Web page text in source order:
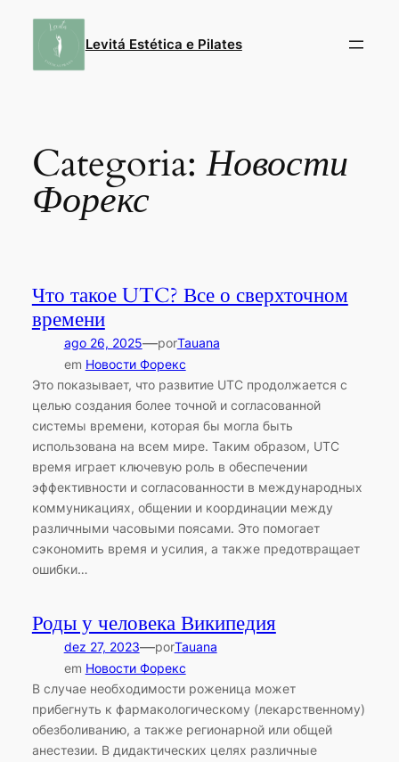
Levitá Estética e Pilates
Categoria:Новости
Форекс
Что такое UTC? Все о сверхточном
времени
ago 26, 2025—porTauana
em Новости Форекс
Это показывает, что развитие UTC продолжается с
целью создания более точной и согласованной
системы времени, которая бы могла быть
использована на всем мире. Таким образом, UTC
время играет ключевую роль в обеспечении
эффективности и согласованности в международных
коммуникациях, общении и координации между
различными часовыми поясами. Это помогает
сэкономить время и усилия, а также предотвращает
ошибки…
Роды у человека Википедия
dez 27, 2023—porTauana
em Новости Форекс
В случае необходимости роженица может
прибегнуть к фармакологическому (лекарственному)
обезболиванию, а также регионарной или общей
анестезии. В дидактических целях различные